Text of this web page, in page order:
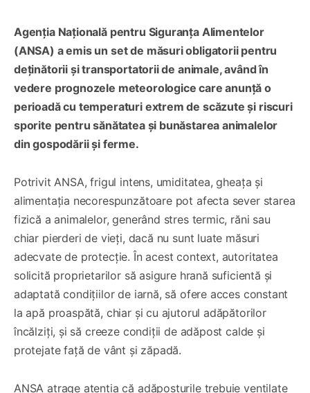
Agenția Națională pentru Siguranța Alimentelor
(ANSA) a emis un set de măsuri obligatorii pentru
deținătorii și transportatorii de animale, având în
vedere prognozele meteorologice care anunță o
perioadă cu temperaturi extrem de scăzute și riscuri
sporite pentru sănătatea și bunăstarea animalelor
din gospodării și ferme.
Potrivit ANSA, frigul intens, umiditatea, gheața și
alimentația necorespunzătoare pot afecta sever starea
fizică a animalelor, generând stres termic, răni sau
chiar pierderi de vieți, dacă nu sunt luate măsuri
adecvate de protecție. În acest context, autoritatea
solicită proprietarilor să asigure hrană suficientă și
adaptată condițiilor de iarnă, să ofere acces constant
la apă proaspătă, chiar și cu ajutorul adăpătorilor
încălziți, și să creeze condiții de adăpost calde și
protejate față de vânt și zăpadă.
ANSA atrage atenția că adăposturile trebuie ventilate